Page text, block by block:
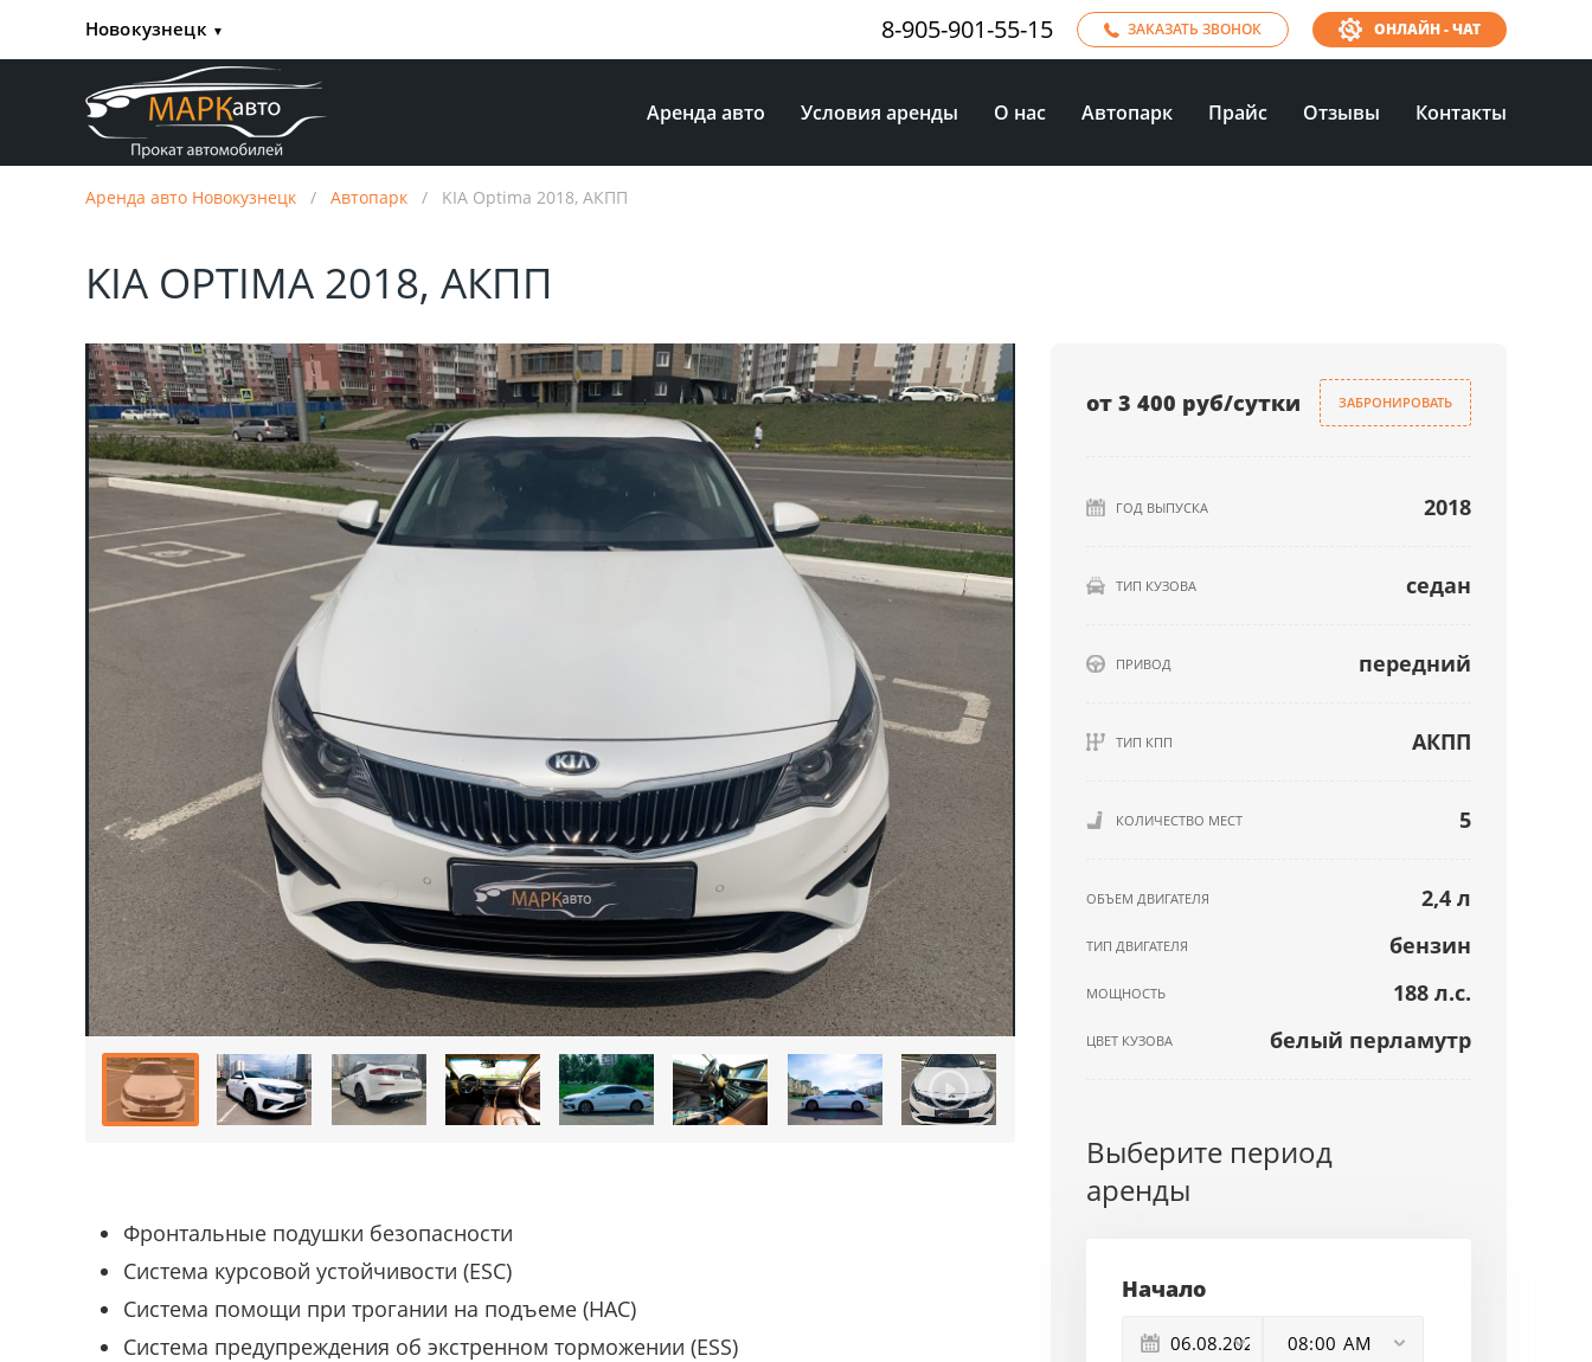
Новокузнецк ▼ 8-905-901-55-15 ЗАКАЗАТЬ ЗВОНОК ОНЛАЙН - ЧАТ
Аренда авто Условия аренды О нас Автопарк Прайс Отзывы Контакты
Аренда авто Новокузнецк / Автопарк / KIA Optima 2018, АКПП
KIA OPTIMA 2018, АКПП
Фронтальные подушки безопасности
Система курсовой устойчивости (ESC)
Система помощи при трогании на подъеме (HAC)
Система предупреждения об экстренном торможении (ESS)
от 3 400 руб/сутки ЗАБРОНИРОВАТЬ
ГОД ВЫПУСКА 2018
ТИП КУЗОВА седан
ПРИВОД передний
ТИП КПП АКПП
КОЛИЧЕСТВО МЕСТ 5
ОБЪЕМ ДВИГАТЕЛЯ 2,4 л
ТИП ДВИГАТЕЛЯ бензин
МОЩНОСТЬ 188 л.с.
ЦВЕТ КУЗОВА белый перламутр
Выберите период
аренды
Начало